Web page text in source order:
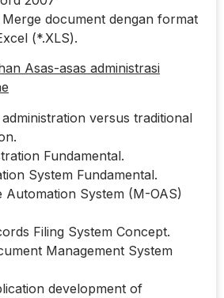
document dengan format
(*.XLS).
Asas-asas administrasi
versus traditional
Fundamental.
System Fundamental.
Automation System (M-OAS)
Filing System Concept.
Management System
development of